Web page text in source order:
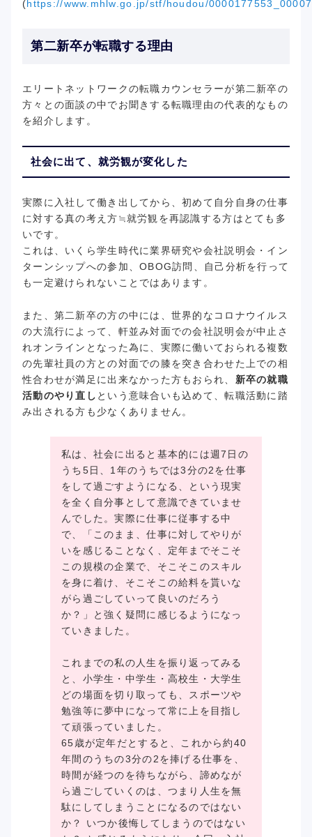
(https://www.mhlw.go.jp/stf/houdou/
第二新卒が転職する理由
エリートネットワークの転職カウンセラーが第二新卒の
方々との面談の中でお聞きする転職理由の代表的なもの
を紹介します。
社会に出て、就労観が変化した
実際に入社して働き出してから、初めて自分自身の仕事
に対する真の考え方≒就労観を再認識する方はとても多
いです。
これは、いくら学生時代に業界研究や会社説明会・イン
ターンシップへの参加、OBOG訪問、自己分析を行って
も一定避けられないことではあります。
また、第二新卒の方の中には、世界的なコロナウイルス
の大流行によって、軒並み対面での会社説明会が中止さ
れオンラインとなった為に、実際に働いておられる複数
の先輩社員の方との対面での膝を突き合わせた上での相
性合わせが満足に出来なかった方もおられ、 新卒の就職
活動のやり直し という意味合いも込めて、転職活動に踏
み出される方も少なくありません。
私は、社会に出ると基本的には週7日の
うち5日、1年のうちでは3分の2を仕事
をして過ごすようになる、という現実
を全く自分事として意識できていませ
んでした。実際に仕事に従事する中
で、「このまま、仕事に対してやりが
いを感じることなく、定年までそこそ
この規模の企業で、そこそこのスキル
を身に着け、そこそこの給料を貰いな
がら過ごしていって良いのだろう
か？」と強く疑問に感じるようになっ
ていきました。
これまでの私の人生を振り返ってみる
と、小学生・中学生・高校生・大学生
どの場面を切り取っても、スポーツや
勉強等に夢中になって常に上を目指し
て頑張っていました。
65歳が定年だとすると、これから約40
年間のうちの3分の2を捧げる仕事を、
時間が経つのを待ちながら、諦めなが
ら過ごしていくのは、つまり人生を無
駄にしてしまうことになるのではない
か？ いつか後悔してしまうのではない